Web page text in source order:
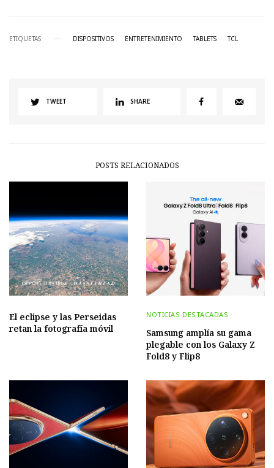
ETIQUETAS DISPOSITIVOS ENTRETENIMIENTO TABLETS TCL
TWEET SHARE
POSTS RELACIONADOS
El eclipse y las Perseidas
retan la fotografía móvil
NOTICIAS DESTACADAS
Samsung amplía su gama
plegable con los Galaxy Z
Fold8 y Flip8